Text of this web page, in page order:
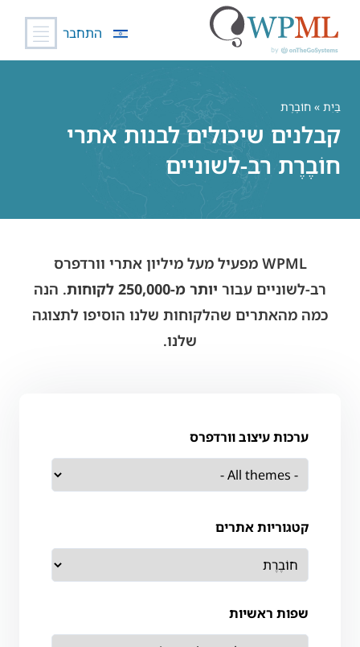
התחבר
בַּיִת » חוֹבֶרֶת
קבלנים שיכולים לבנות אתרי
חוֹבֶרֶת רב-לשוניים
WPML מפעיל מעל מיליון אתרי וורדפרס
רב-לשוניים עבור יותר מ-250,000 לקוחות
. הנה
כמה מהאתרים שהלקוחות שלנו הוסיפו לתצוגה
שלנו.
ערכות עיצוב וורדפרס
קטגוריות אתרים
שפות ראשיות